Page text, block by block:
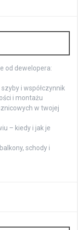
od dewelopera:
i współczynnik
i montażu
w twojej
– kiedy i jak je
schody i